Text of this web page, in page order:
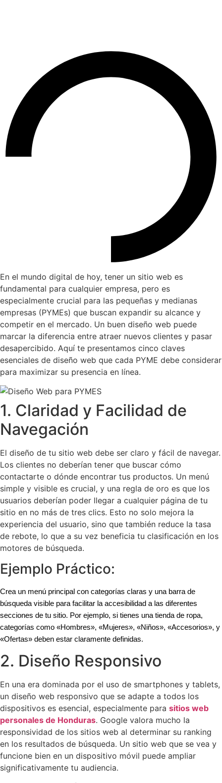
En el mundo digital de hoy, tener un sitio web es
fundamental para cualquier empresa, pero es
especialmente crucial para las pequeñas y medianas
empresas (PYMEs) que buscan expandir su alcance y
competir en el mercado. Un buen diseño web puede
marcar la diferencia entre atraer nuevos clientes y pasar
desapercibido. Aquí te presentamos cinco claves
esenciales de diseño web que cada PYME debe considerar
para maximizar su presencia en línea.
1. Claridad y Facilidad de
Navegación
El diseño de tu sitio web debe ser claro y fácil de navegar.
Los clientes no deberían tener que buscar cómo
contactarte o dónde encontrar tus productos. Un menú
simple y visible es crucial, y una regla de oro es que los
usuarios deberían poder llegar a cualquier página de tu
sitio en no más de tres clics. Esto no solo mejora la
experiencia del usuario, sino que también reduce la tasa
de rebote, lo que a su vez beneficia tu clasificación en los
motores de búsqueda.
Ejemplo Práctico:
Crea un menú principal con categorías claras y una barra de
búsqueda visible para facilitar la accesibilidad a las diferentes
secciones de tu sitio. Por ejemplo, si tienes una tienda de ropa,
categorías como «Hombres», «Mujeres», «Niños», «Accesorios», y
«Ofertas» deben estar claramente definidas.
2. Diseño Responsivo
En una era dominada por el uso de smartphones y tablets,
un diseño web responsivo que se adapte a todos los
dispositivos es esencial, especialmente para sitios web
personales de Honduras. Google valora mucho la
responsividad de los sitios web al determinar su ranking
en los resultados de búsqueda. Un sitio web que se vea y
funcione bien en un dispositivo móvil puede ampliar
significativamente tu audiencia.